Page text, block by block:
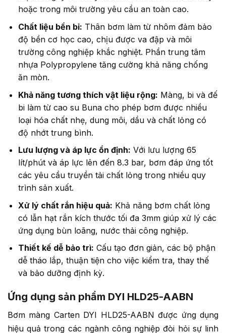
hoặc trong môi trường yêu cầu an toàn cao.
Chất liệu bền bỉ: Thân bơm làm từ nhôm đảm bảo
độ bền cơ học cao, chịu được va đập và môi
trường công nghiệp khắc nghiệt. Phần trung tâm
nhựa Polypropylene tăng cường khả năng chống
ăn mòn.
Khả năng tương thích vật liệu rộng: Màng, bi và đế
bi làm từ cao su Buna cho phép bơm được nhiều
loại hóa chất nhẹ, dung môi, dầu và chất lỏng có
độ nhớt trung bình.
Lưu lượng và áp lực ổn định: Với lưu lượng 65
lít/phút và áp lực lên đến 8.3 bar, bơm đáp ứng tốt
các yêu cầu truyền tải chất lỏng trong nhiều quy
trình sản xuất.
Xử lý chất rắn hiệu quả: Khả năng bơm chất lỏng
có lẫn hạt rắn kích thước tối đa 3mm giúp xử lý các
ứng dụng bùn loãng, nước thải công nghiệp.
Thiết kế dễ bảo trì: Cấu tạo đơn giản, các bộ phận
dễ tháo lắp, thuận tiện cho việc kiểm tra, thay thế
và bảo dưỡng định kỳ.
Ứng dụng sản phẩm DYI HLD25-AABN
Bơm màng Carten DYI HLD25-AABN được ứng dụng
hiệu quả trong các ngành công nghiệp đòi hỏi sự linh